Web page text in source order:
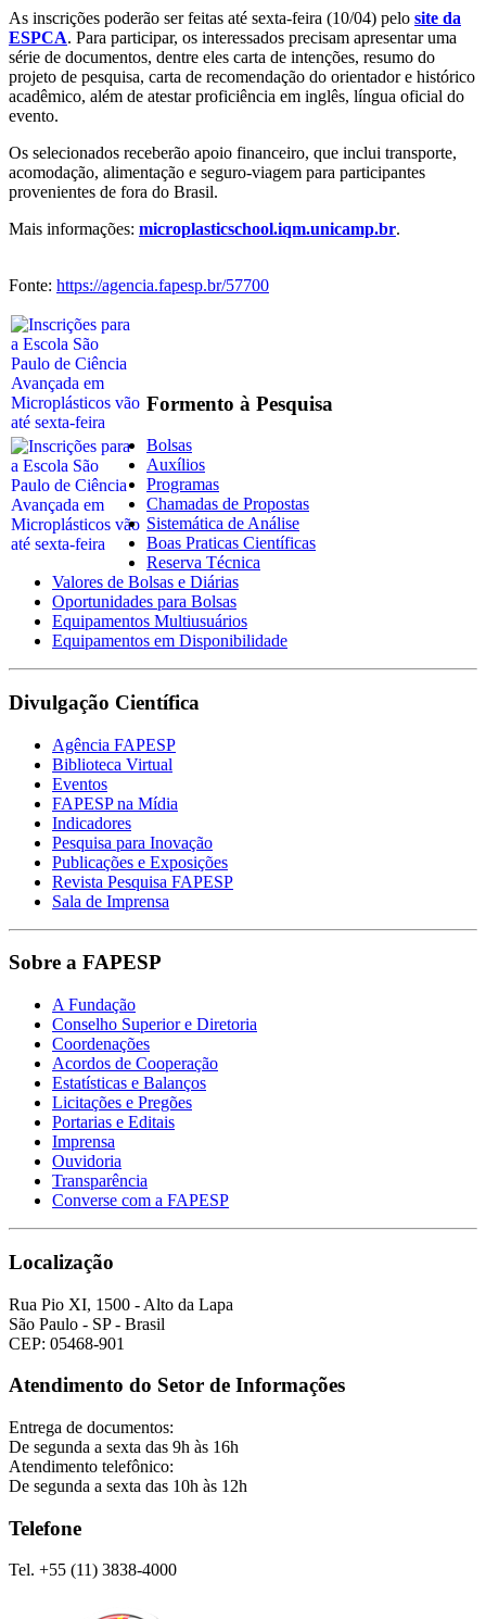
As inscrições poderão ser feitas até sexta-feira (10/04) pelo site da
ESPCA. Para participar, os interessados precisam apresentar uma
série de documentos, dentre eles carta de intenções, resumo do
projeto de pesquisa, carta de recomendação do orientador e histórico
acadêmico, além de atestar proficiência em inglês, língua oficial do
evento.
Os selecionados receberão apoio financeiro, que inclui transporte,
acomodação, alimentação e seguro-viagem para participantes
provenientes de fora do Brasil.
Mais informações: microplasticschool.iqm.unicamp.br.
Fonte: https://agencia.fapesp.br/57700
Formento à Pesquisa
Bolsas
Auxílios
Programas
Chamadas de Propostas
Sistemática de Análise
Boas Praticas Científicas
Reserva Técnica
Valores de Bolsas e Diárias
Oportunidades para Bolsas
Equipamentos Multiusuários
Equipamentos em Disponibilidade
Divulgação Científica
Agência FAPESP
Biblioteca Virtual
Eventos
FAPESP na Mídia
Indicadores
Pesquisa para Inovação
Publicações e Exposições
Revista Pesquisa FAPESP
Sala de Imprensa
Sobre a FAPESP
A Fundação
Conselho Superior e Diretoria
Coordenações
Acordos de Cooperação
Estatísticas e Balanços
Licitações e Pregões
Portarias e Editais
Imprensa
Ouvidoria
Transparência
Converse com a FAPESP
Localização
Rua Pio XI, 1500 - Alto da Lapa
São Paulo - SP - Brasil
CEP: 05468-901
Atendimento do Setor de Informações
Entrega de documentos:
De segunda a sexta das 9h às 16h
Atendimento telefônico:
De segunda a sexta das 10h às 12h
Telefone
Tel. +55 (11) 3838-4000